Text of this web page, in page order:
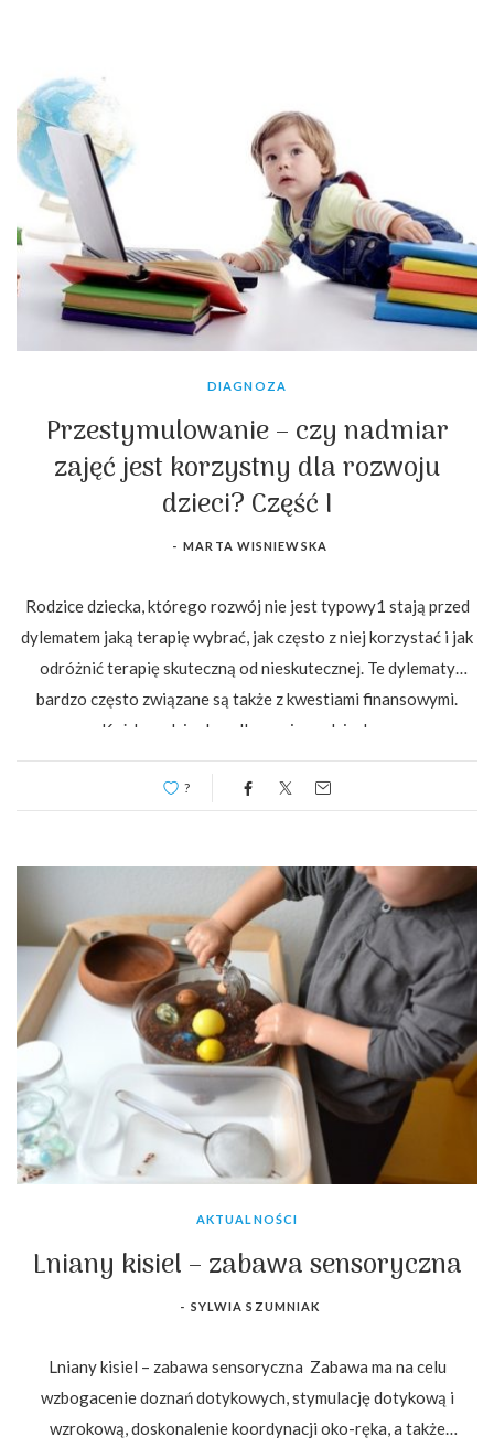
DIAGNOZA
Przestymulowanie – czy nadmiar
zajęć jest korzystny dla rozwoju
dzieci? Część I
- MARTA WISNIEWSKA
Rodzice dziecka, którego rozwój nie jest typowy1 stają przed
dylematem jaką terapię wybrać, jak często z niej korzystać i jak
odróżnić terapię skuteczną od nieskutecznej. Te dylematy
bardzo często związane są także z kwestiami finansowymi.
Każdy rodzic chce dla swojego dziecka…
?
AKTUALNOŚCI
Lniany kisiel – zabawa sensoryczna
- SYLWIA SZUMNIAK
Lniany kisiel – zabawa sensoryczna Zabawa ma na celu
wzbogacenie doznań dotykowych, stymulację dotykową i
wzrokową, doskonalenie koordynacji oko-ręka, a także